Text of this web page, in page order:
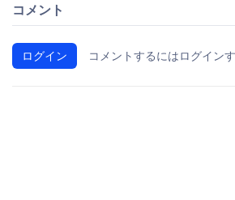
コメント
ログイン コメントするにはログイン